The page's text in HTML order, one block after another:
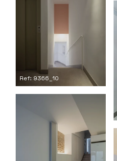
Ref: 9366_10